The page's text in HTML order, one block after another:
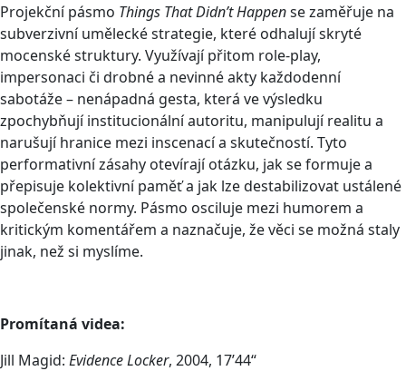
Projekční pásmo Things That Didn’t Happense zaměřuje na
subverzivní umělecké strategie, které odhalují skryté
mocenské struktury. Využívají přitom role-play,
impersonaci či drobné a nevinné akty každodenní
sabotáže – nenápadná gesta, která ve výsledku
zpochybňují institucionální autoritu, manipulují realitu a
narušují hranice mezi inscenací a skutečností. Tyto
performativní zásahy otevírají otázku, jak se formuje a
přepisuje kolektivní paměť a jak lze destabilizovat ustálené
společenské normy. Pásmo osciluje mezi humorem a
kritickým komentářem a naznačuje, že věci se možná staly
jinak, než si myslíme.
Promítaná videa:
Jill Magid: Evidence Locker, 2004, 17’44“